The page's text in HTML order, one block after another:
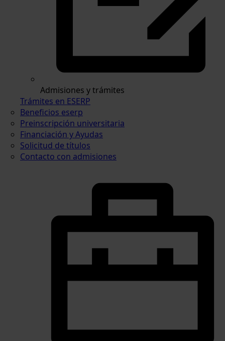
Admisiones y trámites
Trámites en ESERP
Beneficios eserp
Preinscripción universitaria
Financiación y Ayudas
Solicitud de títulos
Contacto con admisiones